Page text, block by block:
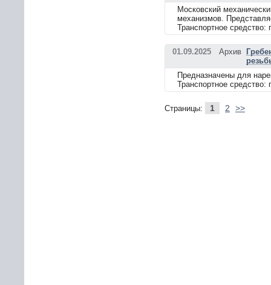
Московский
механизмов.
Транспортное средство:
01.09.2025 Архив
Предназначены для
Транспортное средство:
Страницы: 1 2 >>